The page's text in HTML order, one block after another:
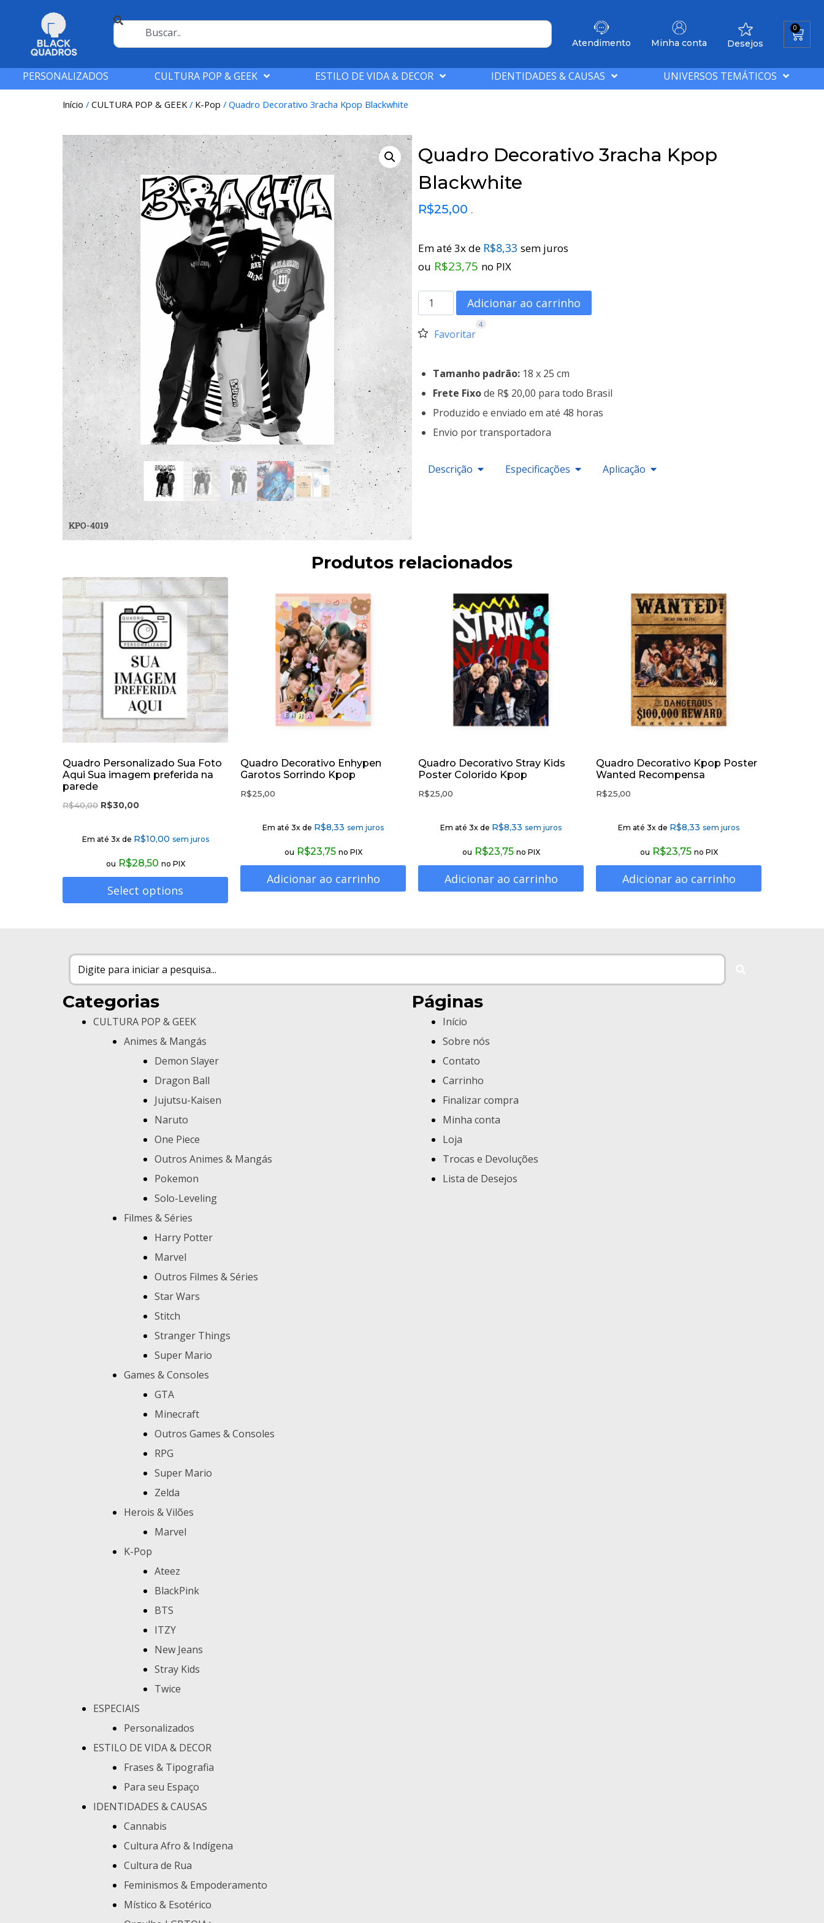
Atendimento Minha conta Desejos
0
PERSONALIZADOS CULTURA POP & GEEK ESTILO DE VIDA & DECOR IDENTIDADES & CAUSAS UNIVERSOS TEMÁTICOS
Início / CULTURA POP & GEEK/ K-Pop / Quadro Decorativo 3racha Kpop Blackwhite
KPO-4019
Quadro Decorativo 3racha Kpop
Blackwhite
R$25,00 .
Em até 3x de R$8,33 sem juros
ou R$23,75 no PIX
Adicionar ao carrinho
Favoritar
4
Tamanho padrão: 18 x 25 cm
Frete Fixode R$ 20,00 para todo Brasil
Produzido e enviado em até 48 horas
Envio por transportadora
Descrição Especificações Aplicação
Produtos relacionados
Quadro Personalizado Sua Foto
Aqui Sua imagem preferida na
parede
R$40,00 R$30,00
Em até 3x de R$10,00 sem juros
ou R$28,50 no PIX
Select options
Quadro Decorativo Enhypen
Garotos Sorrindo Kpop
R$25,00
Em até 3x de R$8,33 sem juros
ou R$23,75 no PIX
Adicionar ao carrinho
Quadro Decorativo Stray Kids
Poster Colorido Kpop
R$25,00
Em até 3x de R$8,33 sem juros
ou R$23,75 no PIX
Adicionar ao carrinho
Quadro Decorativo Kpop Poster
Wanted Recompensa
R$25,00
Em até 3x de R$8,33 sem juros
ou R$23,75 no PIX
Adicionar ao carrinho
Categorias
CULTURA POP & GEEK
Animes & Mangás
Demon Slayer
Dragon Ball
Jujutsu-Kaisen
Naruto
One Piece
Outros Animes & Mangás
Pokemon
Solo-Leveling
Filmes & Séries
Harry Potter
Marvel
Outros Filmes & Séries
Star Wars
Stitch
Stranger Things
Super Mario
Games & Consoles
GTA
Minecraft
Outros Games & Consoles
RPG
Super Mario
Zelda
Herois & Vilões
Marvel
K-Pop
Ateez
BlackPink
BTS
ITZY
New Jeans
Stray Kids
Twice
ESPECIAIS
Personalizados
ESTILO DE VIDA & DECOR
Frases & Tipografia
Para seu Espaço
IDENTIDADES & CAUSAS
Cannabis
Cultura Afro & Indígena
Cultura de Rua
Feminismos & Empoderamento
Místico & Esotérico
Páginas
Início
Sobre nós
Contato
Carrinho
Finalizar compra
Minha conta
Loja
Trocas e Devoluções
Lista de Desejos